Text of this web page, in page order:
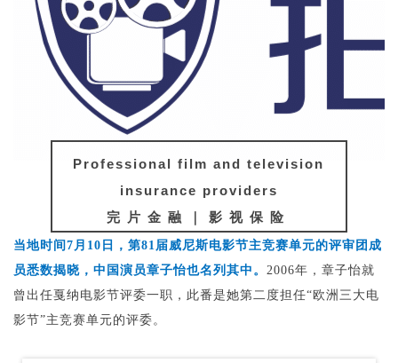
Professional film and television
insurance providers
完片金融｜影视保险
当地时间7月10日，第81届威尼斯电影节主竞赛单元的评审团成
员悉数揭晓，中国演员章子怡也名列其中。 2006年，章子怡就
曾出任戛纳电影节评委一职，此番是她第二度担任“欧洲三大电
影节”主竞赛单元的评委。